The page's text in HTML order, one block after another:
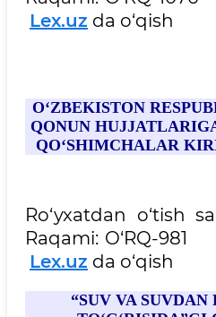
Lex.uz da o‘qish
O‘ZBEKISTON
QONUN
QO‘SHIMCHALAR
Ro‘yxatdan o‘tish
Raqami:
Lex.uz da o‘qish
“SUV VA